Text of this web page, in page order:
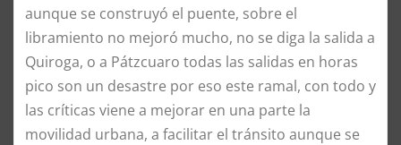
aunque se construyó el puente, sobre el
libramiento no mejoró mucho, no se diga la salida a
Quiroga, o a Pátzcuaro todas las salidas en horas
pico son un desastre por eso este ramal, con todo y
las críticas viene a mejorar en una parte la
movilidad urbana, a facilitar el tránsito aunque se